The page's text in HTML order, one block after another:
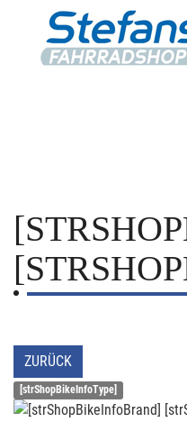
ZURÜCK
[strShopBikeInfoType]